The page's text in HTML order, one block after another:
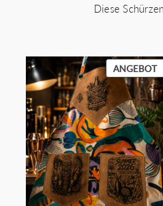
Diese
ANGEBOT